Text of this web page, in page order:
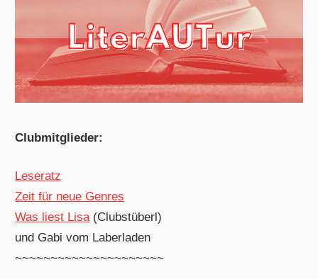
Clubmitglieder:
Leseratz
Zeit für neue Genres
Was liest Lisa(Clubstüberl)
und Gabi vom Laberladen
~~~~~~~~~~~~~~~~~~~~~